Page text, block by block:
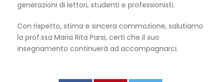
generazioni di lettori, studenti e professionisti.
Con rispetto, stima e sincera commozione, salutiamo
la prof.ssa Maria Rita Parsi, certi che il suo
insegnamento continuerà ad accompagnarci.